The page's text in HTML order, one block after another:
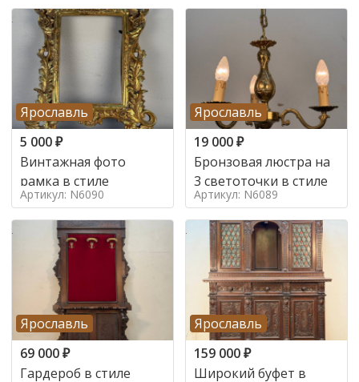
Ярославль
5 000₽
Винтажная фото
рамка в стиле
Артикул: N6090
Ярославль
19 000₽
Бронзовая люстра на
3 светоточки в стиле
Артикул: N6089
Ярославль
69 000₽
Гардероб в стиле
Ярославль
159 000₽
Широкий буфет в